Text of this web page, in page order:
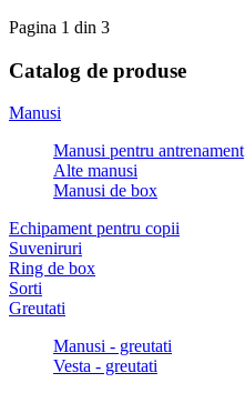
Pagina 1 din 3
Catalog de produse
Manusi
Manusi pentru antrenament
Alte manusi
Manusi de box
Echipament pentru copii
Suveniruri
Ring de box
Sorti
Greutati
Manusi - greutati
Vesta - greutati